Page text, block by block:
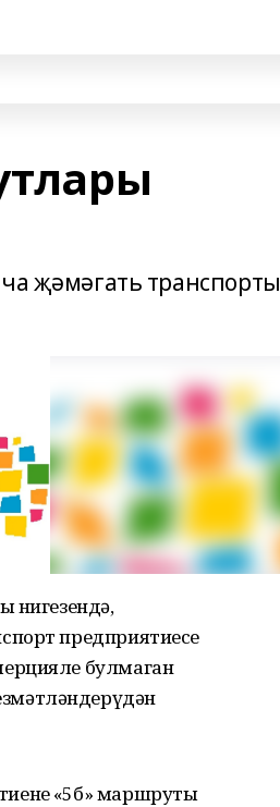
җәмәгать транспорты
нигезендә,
предприятиесе
булмаган
«5б» маршруты